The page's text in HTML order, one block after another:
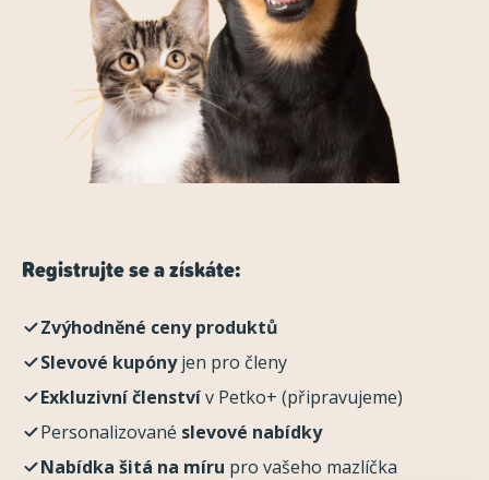
Registrujte se a získáte:
Zvýhodněné ceny produktů
Slevové kupónyjen pro členy
Exkluzivní členstvív Petko+ (připravujeme)
Personalizované slevové nabídky
Nabídka šitá na míru pro vašeho mazlíčka